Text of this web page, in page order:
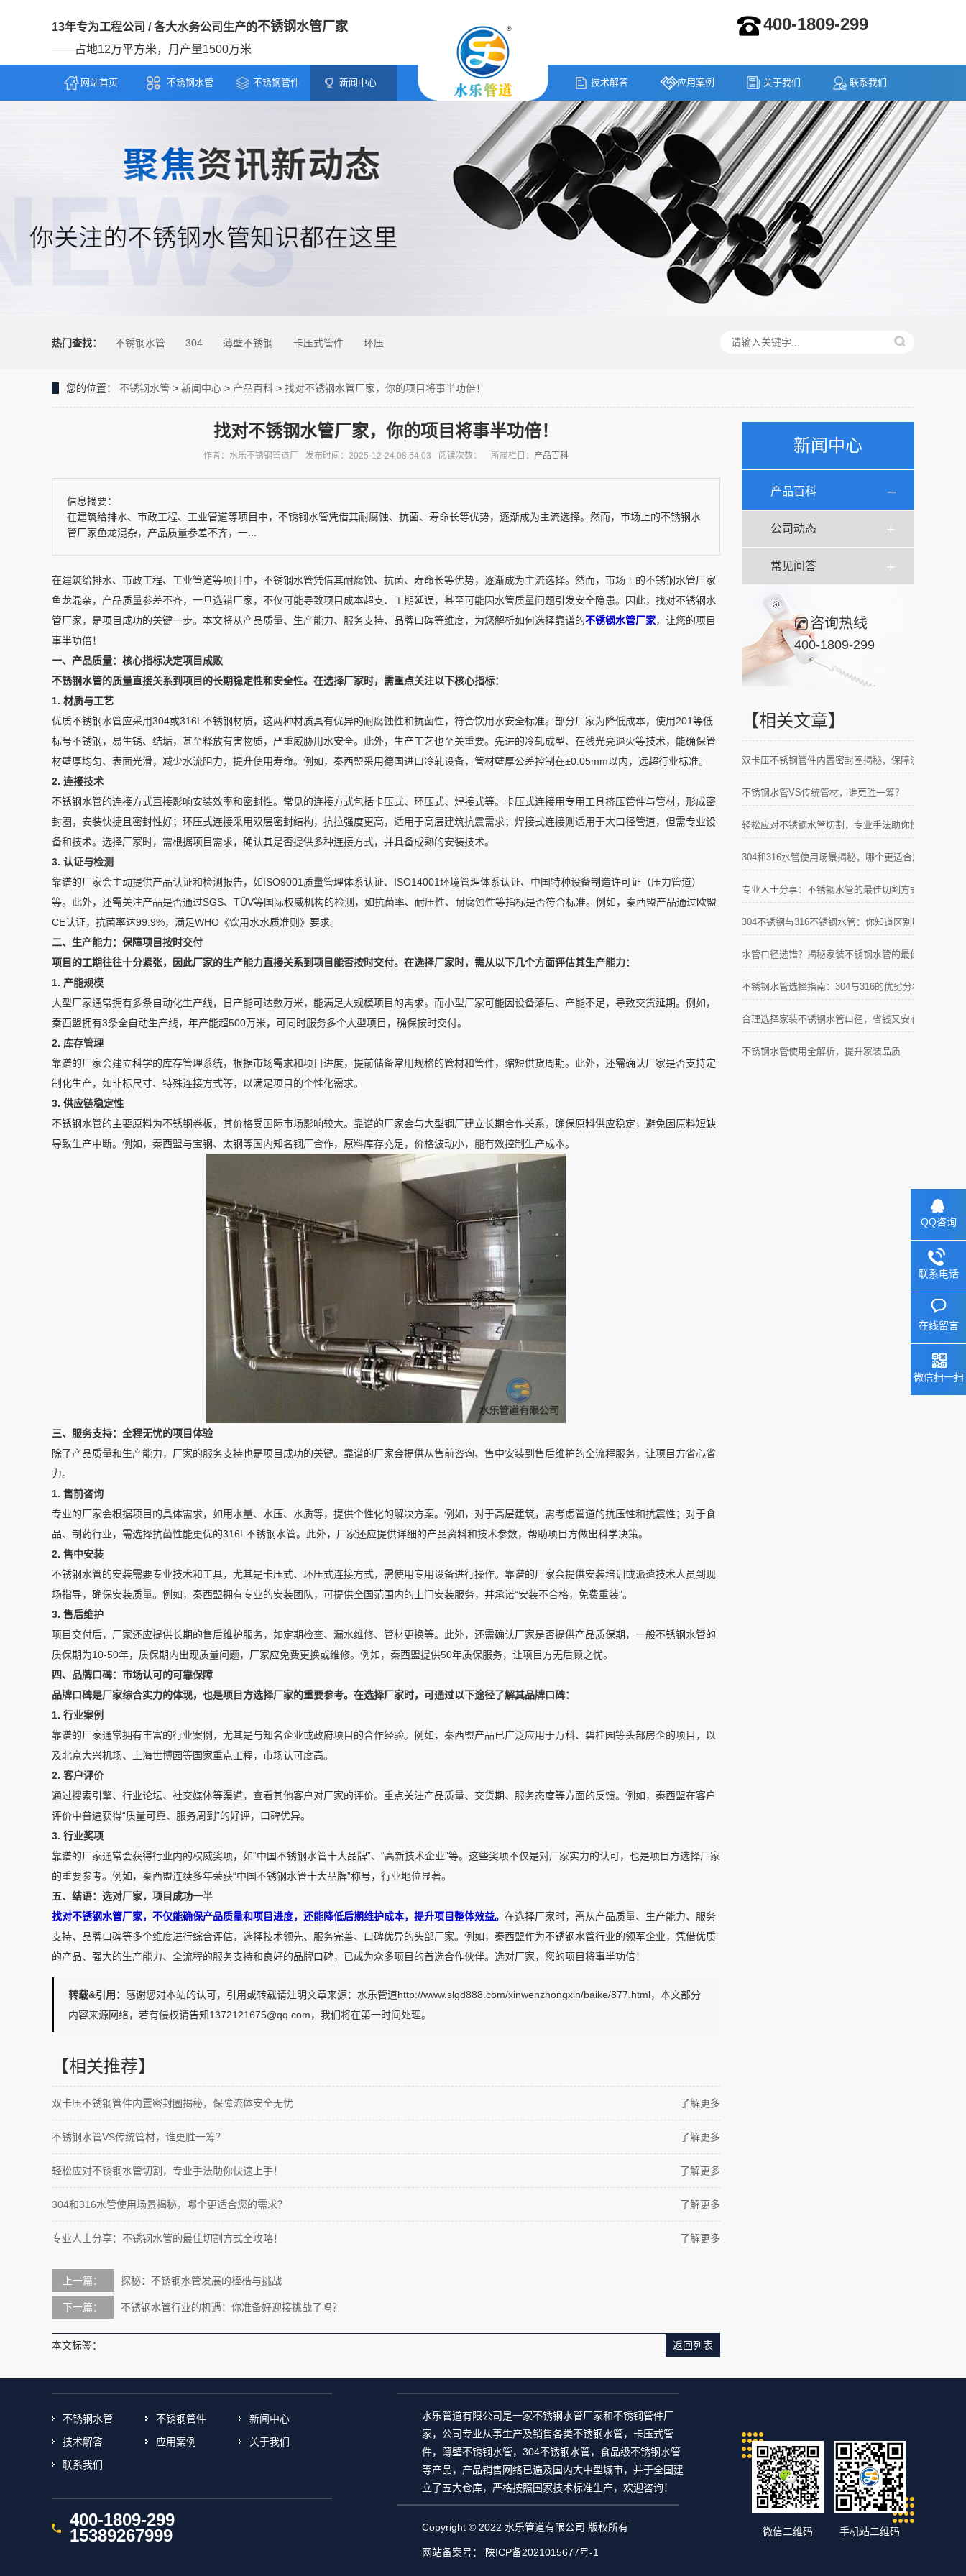
13年专为工程公司 / 各大水务公司生产的不锈钢水管厂家
——占地12万平方米，月产量1500万米
400-1809-299
网站首页 不锈钢水管 不锈钢管件 新闻中心 技术解答 应用案例 关于我们 联系我们
热门查找： 不锈钢水管 304 薄壁不锈钢 卡压式管件 环压
您的位置： 不锈钢水管 > 新闻中心 > 产品百科 > 找对不锈钢水管厂家，你的项目将事半功倍！
新闻中心
产品百科
公司动态
常见问答
咨询热线
400-1809-299
【相关文章】
双卡压不锈钢管件内置密封圈揭秘，保障流体安全无忧
不锈钢水管VS传统管材，谁更胜一筹？
轻松应对不锈钢水管切割，专业手法助你快速上手！
304和316水管使用场景揭秘，哪个更适合您的需求？
专业人士分享：不锈钢水管的最佳切割方式全攻略！
304不锈钢与316不锈钢水管：你知道区别吗？
水管口径选错？揭秘家装不锈钢水管的最佳方案
不锈钢水管选择指南：304与316的优劣分析
合理选择家装不锈钢水管口径，省钱又安心
不锈钢水管使用全解析，提升家装品质
找对不锈钢水管厂家，你的项目将事半功倍！
作者：水乐不锈钢管道厂 发布时间：2025-12-24 08:54:03 阅读次数： 所属栏目： 产品百科
信息摘要：
在建筑给排水、市政工程、工业管道等项目中，不锈钢水管凭借其耐腐蚀、抗菌、寿命长等优势，逐渐成为主流选择。然而，市场上的不锈钢水
管厂家鱼龙混杂，产品质量参差不齐，一...
在建筑给排水、市政工程、工业管道等项目中，不锈钢水管凭借其耐腐蚀、抗菌、寿命长等优势，逐渐成为主流选择。然而，市场上的不锈钢水管厂家
鱼龙混杂，产品质量参差不齐，一旦选错厂家，不仅可能导致项目成本超支、工期延误，甚至可能因水管质量问题引发安全隐患。因此，找对不锈钢水
管厂家，是项目成功的关键一步。本文将从产品质量、生产能力、服务支持、品牌口碑等维度，为您解析如何选择靠谱的不锈钢水管厂家，让您的项目
事半功倍！
一、产品质量：核心指标决定项目成败
不锈钢水管的质量直接关系到项目的长期稳定性和安全性。在选择厂家时，需重点关注以下核心指标：
1. 材质与工艺
优质不锈钢水管应采用304或316L不锈钢材质，这两种材质具有优异的耐腐蚀性和抗菌性，符合饮用水安全标准。部分厂家为降低成本，使用201等低
标号不锈钢，易生锈、结垢，甚至释放有害物质，严重威胁用水安全。此外，生产工艺也至关重要。先进的冷轧成型、在线光亮退火等技术，能确保管
材壁厚均匀、表面光滑，减少水流阻力，提升使用寿命。例如，秦西盟采用德国进口冷轧设备，管材壁厚公差控制在±0.05mm以内，远超行业标准。
2. 连接技术
不锈钢水管的连接方式直接影响安装效率和密封性。常见的连接方式包括卡压式、环压式、焊接式等。卡压式连接用专用工具挤压管件与管材，形成密
封圈，安装快捷且密封性好；环压式连接采用双层密封结构，抗拉强度更高，适用于高层建筑抗震需求；焊接式连接则适用于大口径管道，但需专业设
备和技术。选择厂家时，需根据项目需求，确认其是否提供多种连接方式，并具备成熟的安装技术。
3. 认证与检测
靠谱的厂家会主动提供产品认证和检测报告，如ISO9001质量管理体系认证、ISO14001环境管理体系认证、中国特种设备制造许可证（压力管道）
等。此外，还需关注产品是否通过SGS、TÜV等国际权威机构的检测，如抗菌率、耐压性、耐腐蚀性等指标是否符合标准。例如，秦西盟产品通过欧盟
CE认证，抗菌率达99.9%，满足WHO《饮用水水质准则》要求。
二、生产能力：保障项目按时交付
项目的工期往往十分紧张，因此厂家的生产能力直接关系到项目能否按时交付。在选择厂家时，需从以下几个方面评估其生产能力：
1. 产能规模
大型厂家通常拥有多条自动化生产线，日产能可达数万米，能满足大规模项目的需求。而小型厂家可能因设备落后、产能不足，导致交货延期。例如，
秦西盟拥有3条全自动生产线，年产能超500万米，可同时服务多个大型项目，确保按时交付。
2. 库存管理
靠谱的厂家会建立科学的库存管理系统，根据市场需求和项目进度，提前储备常用规格的管材和管件，缩短供货周期。此外，还需确认厂家是否支持定
制化生产，如非标尺寸、特殊连接方式等，以满足项目的个性化需求。
3. 供应链稳定性
不锈钢水管的主要原料为不锈钢卷板，其价格受国际市场影响较大。靠谱的厂家会与大型钢厂建立长期合作关系，确保原料供应稳定，避免因原料短缺
导致生产中断。例如，秦西盟与宝钢、太钢等国内知名钢厂合作，原料库存充足，价格波动小，能有效控制生产成本。
三、服务支持：全程无忧的项目体验
除了产品质量和生产能力，厂家的服务支持也是项目成功的关键。靠谱的厂家会提供从售前咨询、售中安装到售后维护的全流程服务，让项目方省心省
力。
1. 售前咨询
专业的厂家会根据项目的具体需求，如用水量、水压、水质等，提供个性化的解决方案。例如，对于高层建筑，需考虑管道的抗压性和抗震性；对于食
品、制药行业，需选择抗菌性能更优的316L不锈钢水管。此外，厂家还应提供详细的产品资料和技术参数，帮助项目方做出科学决策。
2. 售中安装
不锈钢水管的安装需要专业技术和工具，尤其是卡压式、环压式连接方式，需使用专用设备进行操作。靠谱的厂家会提供安装培训或派遣技术人员到现
场指导，确保安装质量。例如，秦西盟拥有专业的安装团队，可提供全国范围内的上门安装服务，并承诺“安装不合格，免费重装”。
3. 售后维护
项目交付后，厂家还应提供长期的售后维护服务，如定期检查、漏水维修、管材更换等。此外，还需确认厂家是否提供产品质保期，一般不锈钢水管的
质保期为10-50年，质保期内出现质量问题，厂家应免费更换或维修。例如，秦西盟提供50年质保服务，让项目方无后顾之忧。
四、品牌口碑：市场认可的可靠保障
品牌口碑是厂家综合实力的体现，也是项目方选择厂家的重要参考。在选择厂家时，可通过以下途径了解其品牌口碑：
1. 行业案例
靠谱的厂家通常拥有丰富的行业案例，尤其是与知名企业或政府项目的合作经验。例如，秦西盟产品已广泛应用于万科、碧桂园等头部房企的项目，以
及北京大兴机场、上海世博园等国家重点工程，市场认可度高。
2. 客户评价
通过搜索引擎、行业论坛、社交媒体等渠道，查看其他客户对厂家的评价。重点关注产品质量、交货期、服务态度等方面的反馈。例如，秦西盟在客户
评价中普遍获得“质量可靠、服务周到”的好评，口碑优异。
3. 行业奖项
靠谱的厂家通常会获得行业内的权威奖项，如“中国不锈钢水管十大品牌”、“高新技术企业”等。这些奖项不仅是对厂家实力的认可，也是项目方选择厂家
的重要参考。例如，秦西盟连续多年荣获“中国不锈钢水管十大品牌”称号，行业地位显著。
五、结语：选对厂家，项目成功一半
找对不锈钢水管厂家，不仅能确保产品质量和项目进度，还能降低后期维护成本，提升项目整体效益。 在选择厂家时，需从产品质量、生产能力、服务
支持、品牌口碑等多个维度进行综合评估，选择技术领先、服务完善、口碑优异的头部厂家。例如，秦西盟作为不锈钢水管行业的领军企业，凭借优质
的产品、强大的生产能力、全流程的服务支持和良好的品牌口碑，已成为众多项目的首选合作伙伴。选对厂家，您的项目将事半功倍！
转载&引用： 感谢您对本站的认可，引用或转载请注明文章来源：水乐管道http://www.slgd888.com/xinwenzhongxin/baike/877.html，本文部分
内容来源网络，若有侵权请告知1372121675@qq.com，我们将在第一时间处理。
【相关推荐】
了解更多
双卡压不锈钢管件内置密封圈揭秘，保障流体安全无忧
了解更多
不锈钢水管VS传统管材，谁更胜一筹？
了解更多
轻松应对不锈钢水管切割，专业手法助你快速上手！
了解更多
304和316水管使用场景揭秘，哪个更适合您的需求？
了解更多
专业人士分享：不锈钢水管的最佳切割方式全攻略！
上一篇： 探秘：不锈钢水管发展的桎梏与挑战
下一篇： 不锈钢水管行业的机遇：你准备好迎接挑战了吗？
返回列表
本文标签：
不锈钢水管 不锈钢管件
新闻中心
技术解答
应用案例
关于我们
联系我们
400-1809-299
15389267999
水乐管道有限公司是一家不锈钢水管厂家和不锈钢管件厂
家，公司专业从事生产及销售各类不锈钢水管，卡压式管
件， 薄壁不锈钢水管， 304不锈钢水管，食品级不锈钢水管
等产品，产品销售网络已遍及国内大中型城市，并于全国建
立了五大仓库，严格按照国家技术标准生产，欢迎咨询！
Copyright © 2022 水乐管道有限公司 版权所有
网站备案号： 陕ICP备2021015677号-1
微信二维码 手机站二维码
QQ咨询
联系电话
在线留言
微信扫一扫